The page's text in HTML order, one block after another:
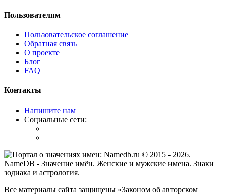
Пользователям
Пользовательское соглашение
Обратная связь
О проекте
Блог
FAQ
Контакты
Напишите нам
Социальные сети:
© 2015 - 2026.
NameDB - Значение имён. Женские и мужские имена. Знаки
зодиака и астрология.
Все материалы сайта защищены «Законом об авторском